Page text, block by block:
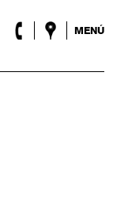
MENÚ